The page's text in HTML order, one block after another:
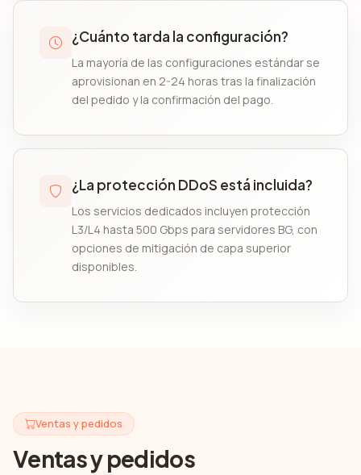
¿Cuánto tarda la configuración?
La mayoría de las configuraciones estándar se
aprovisionan en 2-24 horas tras la finalización
del pedido y la confirmación del pago.
¿La protección DDoS está incluida?
Los servicios dedicados incluyen protección
L3/L4 hasta 500 Gbps para servidores BG, con
opciones de mitigación de capa superior
disponibles.
Ventas y pedidos
Ventas y pedidos